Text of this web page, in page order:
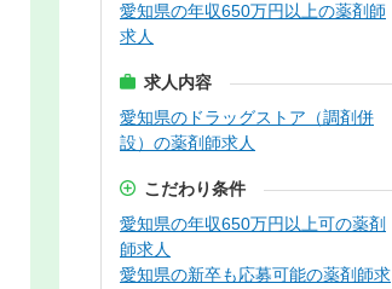
愛知県の年収650万円以上の薬剤師
求人
求人内容
愛知県のドラッグストア（調剤併
設）の薬剤師求人
こだわり条件
愛知県の年収650万円以上可の薬剤
師求人
愛知県の新卒も応募可能の薬剤師求